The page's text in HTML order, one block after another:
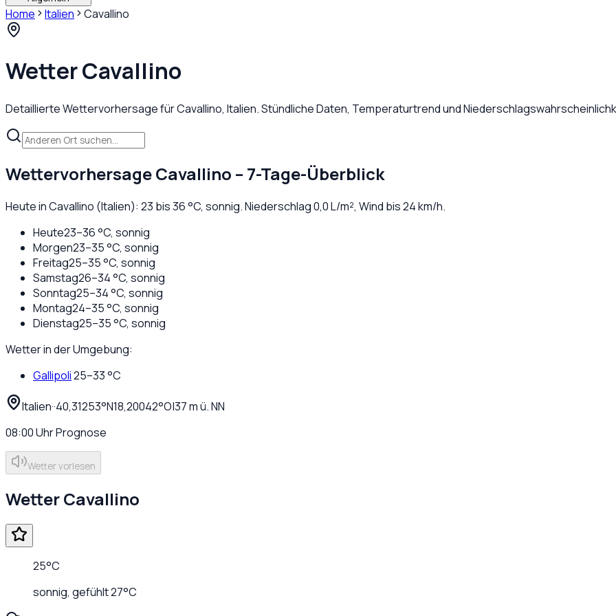
Home Italien Cavallino
WetterCavallino
Detaillierte Wettervorhersage fürCavallino, Italien. Stündliche Daten, Temperaturtrend und
WettervorhersageCavallino – 7-Tage-Überblick
Heute inCavallino (Italien): 23 bis36°C, sonnig. Niederschlag0,0L/m², Wind bis24km/h.
Heute23–36°C, sonnig
Morgen23–35°C, sonnig
Freitag25–35°C, sonnig
Samstag26–34°C, sonnig
Sonntag25–34°C, sonnig
Montag24–35°C, sonnig
Dienstag25–35°C, sonnig
Wetter in der Umgebung:
Gallipoli25–33°C
Italien··40,31253°N18,20042°O|37m ü. NN
08:00UhrPrognose
Wetter vorlesen
WetterCavallino
25°C
sonnig, gefühlt27°C